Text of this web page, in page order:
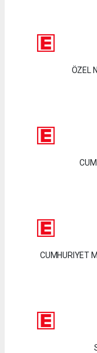
ÖZEL
CUMHURIYET